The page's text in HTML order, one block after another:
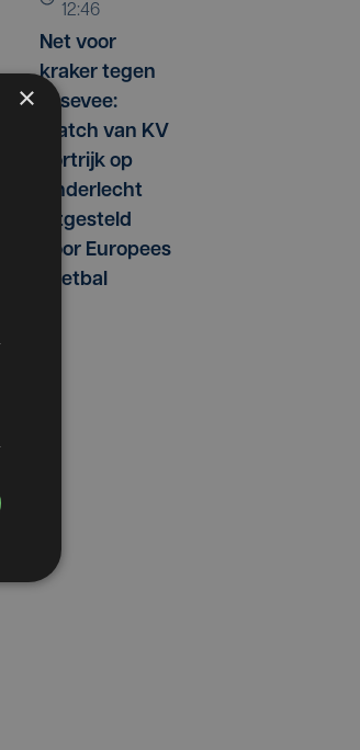
12:46
Net voor
kraker tegen
Essevee:
match van KV
Kortrijk op
Anderlecht
uitgesteld
door Europees
voetbal
×